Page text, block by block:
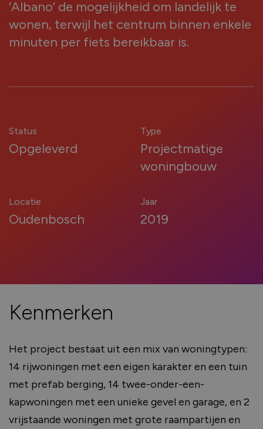
kozijnen nodig?
Renovatie (Je vervangt de kozijnen van een
bestaand huis)
kozijnen nodig)
Welk type service zoek je voor jouw
Alleen leveren
‘Albano’ de mogelijkheid om landelijk te
wonen, terwijl het centrum binnen enkele
minuten per fiets bereikbaar is.
Status
Opgeleverd
Type
Projectmatige
woningbouw
Locatie
Oudenbosch
Jaar
2019
Kenmerken
Het project bestaat uit een mix van woningtypen:
14 rijwoningen met een eigen karakter en een tuin
met prefab berging, 14 twee-onder-een-
kapwoningen met een unieke gevel en garage, en 2
vrijstaande woningen met grote raampartijen en